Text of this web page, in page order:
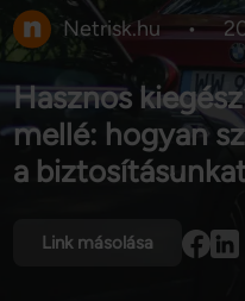
Netrisk.hu •
Hasznos
mellé: hogyan
a
Link másolása